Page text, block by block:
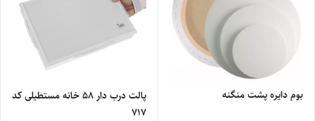
بوم دایره پشت منگنه
پالت درب دار 58 خانه مستطیلی کد
717